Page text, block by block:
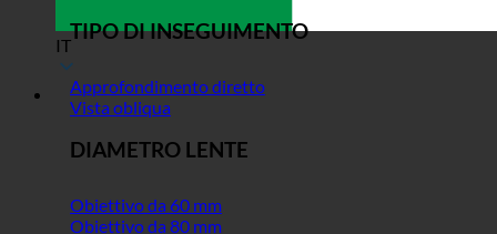
IT
TIPO DI INSEGUIMENTO
Approfondimento diretto
Vista obliqua
DIAMETRO LENTE
Obiettivo da 60 mm
Obiettivo da 80 mm